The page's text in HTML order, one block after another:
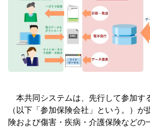
本共同システムは、先行して参加す
（以下「参加保険会社」という。）が
険および傷害・疾病・介護保険などの